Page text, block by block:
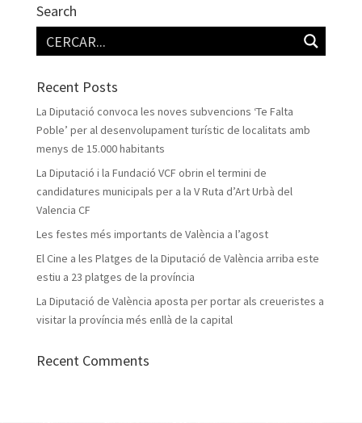
Search
Recent Posts
La Diputació convoca les noves subvencions ‘Te Falta
Poble’ per al desenvolupament turístic de localitats amb
menys de 15.000 habitants
La Diputació i la Fundació VCF obrin el termini de
candidatures municipals per a la V Ruta d’Art Urbà del
Valencia CF
Les festes més importants de València a l’agost
El Cine a les Platges de la Diputació de València arriba este
estiu a 23 platges de la província
La Diputació de València aposta per portar als creueristes a
visitar la província més enllà de la capital
Recent Comments